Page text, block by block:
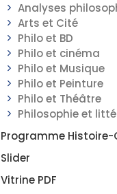
Analyses
Arts et Cité
Philo et BD
Philo et cinéma
Philo et Musique
Philo et Peinture
Philo et Théâtre
Philosophie et
Programme
Slider
Vitrine PDF